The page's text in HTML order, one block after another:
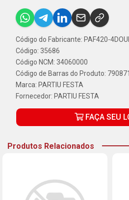
Código do Fabricante: PAF420-
Código: 35686
Código NCM: 34060000
Código de Barras do Produto:
Marca: PARTIU FESTA
Fornecedor: PARTIU FESTA
FAÇA SEU
Produtos Relacionados